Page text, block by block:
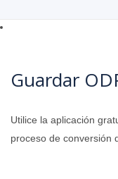
Guardar
Utilice la aplicación
proceso de conversión